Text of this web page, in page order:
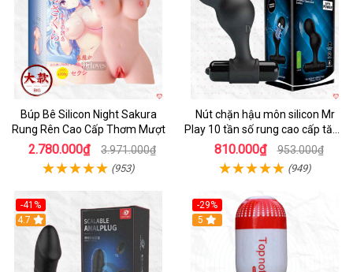
Búp Bê Silicon Night Sakura
Rung Rên Cao Cấp Thơm Mượt
2.780.000₫ 3.971.000₫
(953)
Nút chặn hậu môn silicon Mr
Play 10 tần số rung cao cấp tăng
khoái cảm
810.000₫ 953.000₫
(949)
-41%
Hot
4.7
-29%
5